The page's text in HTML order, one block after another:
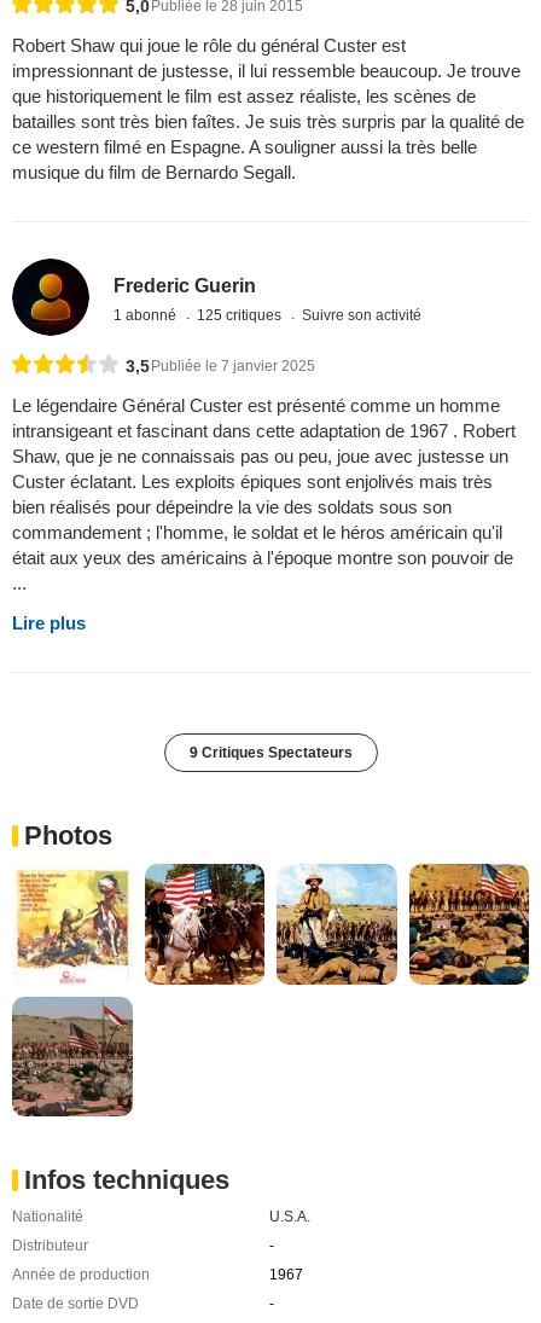
5,0 Publiée le 28 juin 2015
Robert Shaw qui joue le rôle du général Custer est
impressionnant de justesse, il lui ressemble beaucoup. Je trouve
que historiquement le film est assez réaliste, les scènes de
batailles sont très bien faîtes. Je suis très surpris par la qualité de
ce western filmé en Espagne. A souligner aussi la très belle
musique du film de Bernardo Segall.
Frederic Guerin
1 abonné 125 critiques Suivre son activité
3,5 Publiée le 7 janvier 2025
Le légendaire Général Custer est présenté comme un homme
intransigeant et fascinant dans cette adaptation de 1967 . Robert
Shaw, que je ne connaissais pas ou peu, joue avec justesse un
Custer éclatant. Les exploits épiques sont enjolivés mais très
bien réalisés pour dépeindre la vie des soldats sous son
commandement ; l'homme, le soldat et le héros américain qu'il
était aux yeux des américains à l'époque montre son pouvoir de
...
Lire plus
9 Critiques Spectateurs
Photos
Infos techniques
Nationalité
U.S.A.
Distributeur
-
Année de production
1967
Date de sortie DVD
-